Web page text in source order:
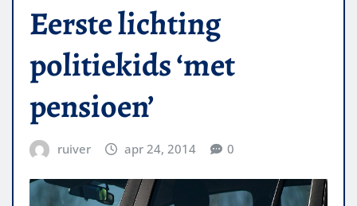
Eerste lichting
politiekids ‘met
pensioen’
ruiver apr 24, 2014 0